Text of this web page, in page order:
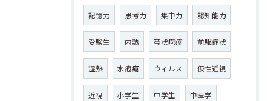
記憶力 思考力 集中力 認知能力
受験生 内熱 帯状疱疹 前駆症状
湿熱 水疱瘡 ウィルス 仮性近視
近視 小学生 中学生 中医学